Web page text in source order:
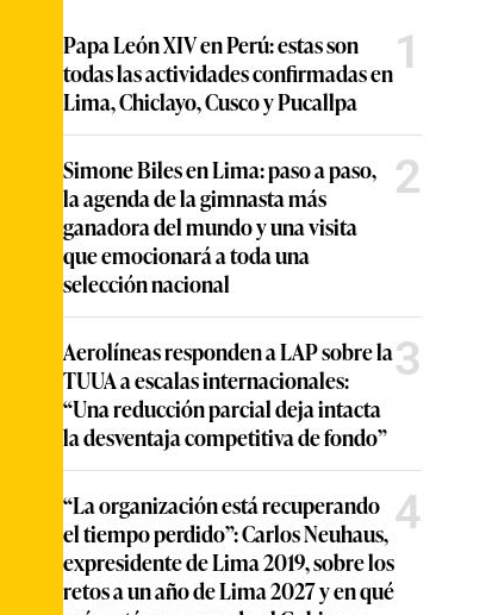
Papa León XIV en Perú: estas son
todas las actividades confirmadas en
Lima, Chiclayo, Cusco y Pucallpa
1
Simone Biles en Lima: paso a paso,
la agenda de la gimnasta más
ganadora del mundo y una visita
que emocionará a toda una
selección nacional
2
Aerolíneas responden a LAP sobre la
TUUA a escalas internacionales:
“Una reducción parcial deja intacta
la desventaja competitiva de fondo”
3
“La organización está recuperando
el tiempo perdido”: Carlos Neuhaus,
expresidente de Lima 2019, sobre los
retos a un año de Lima 2027 y en qué
4